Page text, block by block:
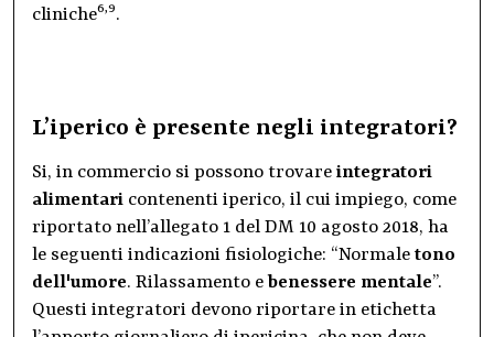
cliniche6,9.
L’iperico è presente negli integratori?
Si, in commercio si possono trovare integratori
alimentari contenenti iperico, il cui impiego, come
riportato nell’allegato 1 del DM 10 agosto 2018, ha
le seguenti indicazioni fisiologiche: “Normale tono
dell'umore. Rilassamento e benessere mentale”.
Questi integratori devono riportare in etichetta